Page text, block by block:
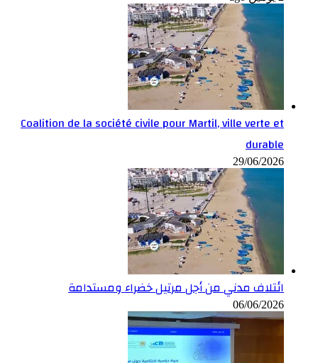
Coalition de la société civile pour Martil, ville verte et
durable
29/06/2026
ائتلاف مدني من أجل مرتيل خضراء ومستدامة
06/06/2026